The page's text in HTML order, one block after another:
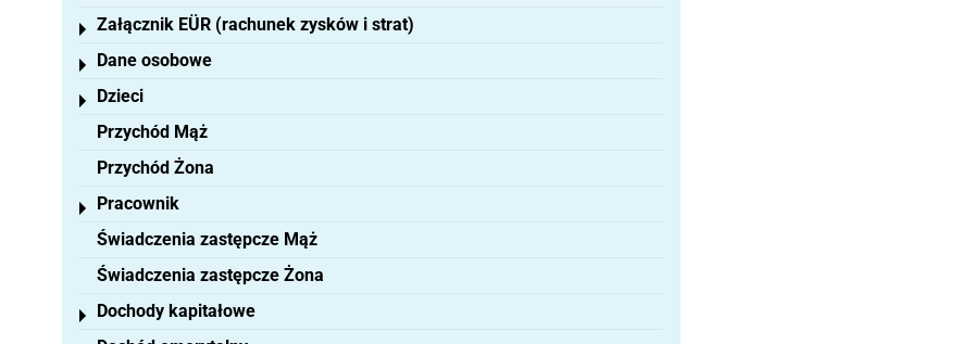
Załącznik EÜR (rachunek zysków i strat)
Toggle menu
Dane osobowe
Toggle menu
Dzieci
Toggle menu
Przychód Mąż
Przychód Żona
Pracownik
Toggle menu
Świadczenia zastępcze Mąż
Świadczenia zastępcze Żona
Dochody kapitałowe
Toggle menu